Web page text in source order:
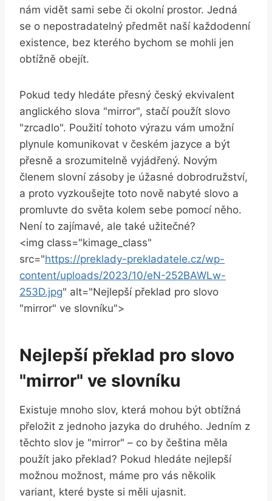
‍nám ‌vidět sami sebe ‌či okolní prostor. ​Jedná
se ⁣o nepostradatelný předmět naší každodenní
existence, bez kterého ⁣bychom se mohli jen ​
obtížně obejít.
Pokud tedy hledáte⁣ přesný český‌ ekvivalent
anglického slova "mirror", ⁤stačí použít⁢ slovo
"zrcadlo". ⁤Použití tohoto výrazu vám ​umožní
plynule ​komunikovat v ​českém jazyce⁣ a být
přesně a srozumitelně vyjádřený. Novým
členem slovní zásoby je ⁢úžasné ⁣dobrodružství,
a proto vyzkoušejte toto ‌nově nabyté slovo ‍a
promluvte ⁣do ​světa kolem sebe ​pomocí něho.
Není to zajímavé, ale také užitečné?
<img class="kimage_class" ⁤
src="https://preklady-prekladatele.cz/wp-
content/uploads/2023/10/eN-252BAWLw-
253D.jpg" ‍alt="Nejlepší překlad pro slovo
"mirror" ​ve‍ slovníku">
Nejlepší ⁢překlad pro slovo
"mirror" ve ​slovníku
Existuje mnoho​ slov, která mohou být obtížná
přeložit z ‍jednoho jazyka do ​druhého. Jedním⁤ z
‌těchto‍ slov je "mirror" – co‌ by čeština měla
použít jako ⁣překlad? Pokud⁢ hledáte nejlepší
možnou možnost, máme‍ pro ⁣vás několik
variant, které byste ‍si měli ujasnit.